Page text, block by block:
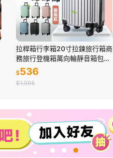
拉桿箱行李箱20寸拉鍊旅行箱商
務旅行登機箱萬向輪靜音箱包批
發
$536
$1,005